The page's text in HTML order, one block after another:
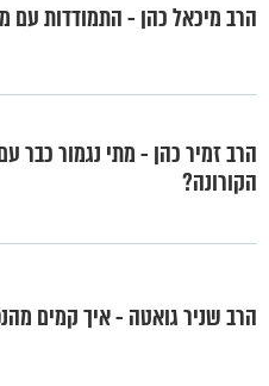
הרב מיכאל כהן - התמודדות עם
הרב זמיר כהן - מתי נגמור כבר
הקורונה?
הרב שניר גואטה - איך קמים